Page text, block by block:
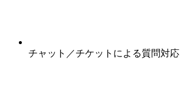
チャット／チケットによる質問対応